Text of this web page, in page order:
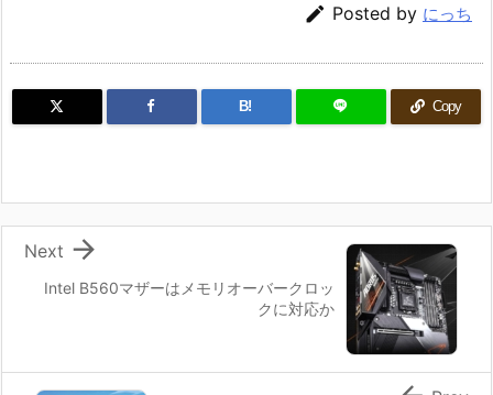
 Posted by にっち
B! Copy
Intel B560マザーはメモリオーバークロッ
クに対応か

Next